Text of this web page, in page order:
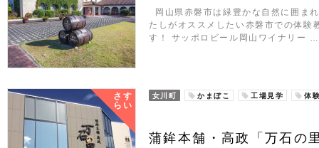
岡山県赤磐市は緑豊かな自然に囲ま
たしがオススメしたい赤磐市での体験
す！ サッポロビール岡山ワイナリー …
さす
らい
女川町 かまぼこ 工場見学 体
蒲鉾本舗・高政「万石の